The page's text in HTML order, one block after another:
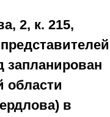
2, к. 215,
запланирован
области
в